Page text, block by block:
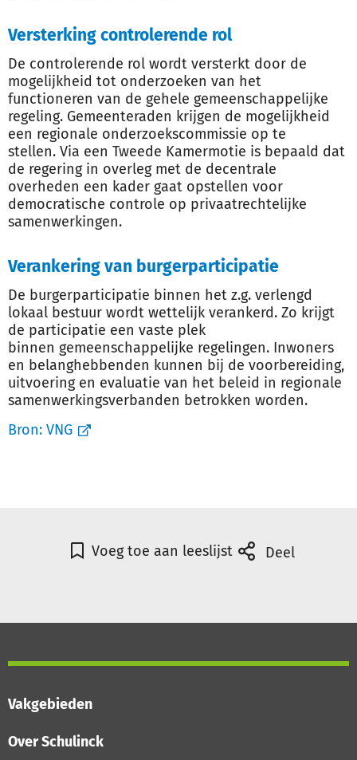
Versterking controlerende rol
De controlerende rol wordt versterkt door de
mogelijkheid tot onderzoeken van het
functioneren van de gehele gemeenschappelijke
regeling. Gemeenteraden krijgen de mogelijkheid
een regionale onderzoekscommissie op te
stellen. Via een Tweede Kamermotie is bepaald dat
de regering in overleg met de decentrale
overheden een kader gaat opstellen voor
democratische controle op privaatrechtelijke
samenwerkingen.
Verankering van burgerparticipatie
De burgerparticipatie binnen het z.g. verlengd
lokaal bestuur wordt wettelijk verankerd. Zo krijgt
de participatie een vaste plek
binnen gemeenschappelijke regelingen. Inwoners
en belanghebbenden kunnen bij de voorbereiding,
uitvoering en evaluatie van het beleid in regionale
samenwerkingsverbanden betrokken worden.
Bron: VNG
Voeg toe aan leeslijst Deel
Vakgebieden
Over Schulinck